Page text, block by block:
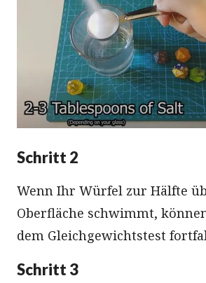
Schritt 2
Wenn Ihr Würfel zur Hälfte
Oberfläche schwimmt,
dem Gleichgewichtstest
Schritt 3